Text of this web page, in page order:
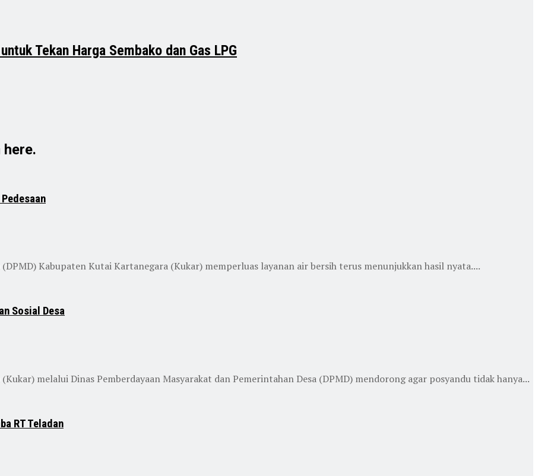
Tekan Harga Sembako dan Gas LPG
(DPMD) Kabupaten Kutai Kartanegara (Kukar) memperluas layanan air bersih terus menunjukkan hasil nyata....
Sosial Desa
melalui Dinas Pemberdayaan Masyarakat dan Pemerintahan Desa (DPMD) mendorong agar posyandu tidak hanya...
RT Teladan